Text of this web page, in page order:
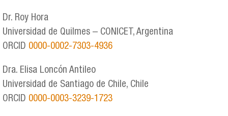
Dr. Roy Hora
Universidad de Quilmes – CONICET, Argentina
ORCID 0000-0002-7303-4936
Dra. Elisa Loncón Antileo
Universidad de Santiago de Chile, Chile
ORCID 0000-0003-3239-1723